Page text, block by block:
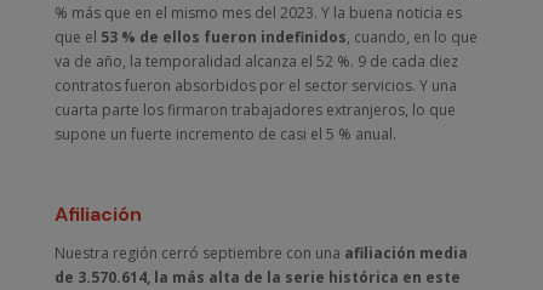
% más que en el mismo mes del 2023. Y la buena noticia es
que el 53 % de ellos fueron indefinidos, cuando, en lo que
va de año, la temporalidad alcanza el 52 %. 9 de cada diez
contratos fueron absorbidos por el sector servicios. Y una
cuarta parte los firmaron trabajadores extranjeros, lo que
supone un fuerte incremento de casi el 5 % anual.
Afiliación
Nuestra región cerró septiembre con una afiliación media
de 3.570.614, la más alta de la serie histórica en este